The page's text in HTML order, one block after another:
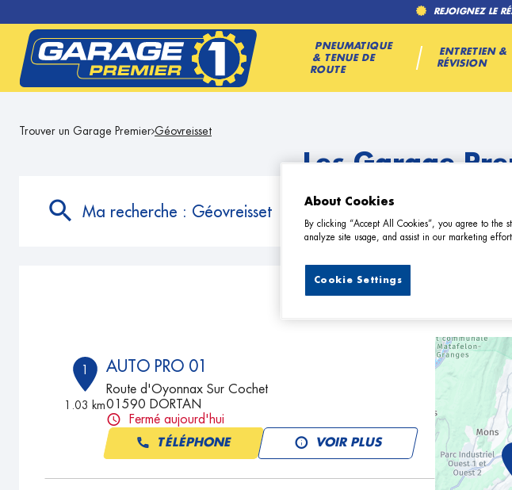
REJOIGNEZ LE
PNEUMATIQUE
& TENUE DE
ROUTE
ENTRETIEN &
RÉVISION
Trouver un Garage Premier Géovreisset
Les Garage
Ma recherche : Géovreisset
2 Garage
1
1.03 km
AUTO PRO 01
Route d'Oyonnax Sur Cochet
01590 DORTAN
Fermé aujourd'hui
TÉLÉPHONE VOIR PLUS
About Cookies
By clicking “Accept All Cookies”, you agree to the
analyze site usage, and assist in our marketing
Cookie Settings